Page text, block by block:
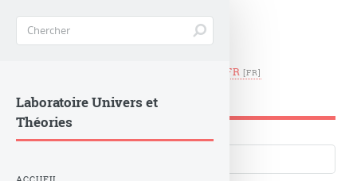
Observatoire de Paris
FR
Langues du site
Laboratoire Univers et
Théories